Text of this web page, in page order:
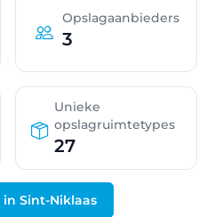
Opslagaanbieders
3
Unieke
opslagruimtetypes
27
Sint-Niklaas